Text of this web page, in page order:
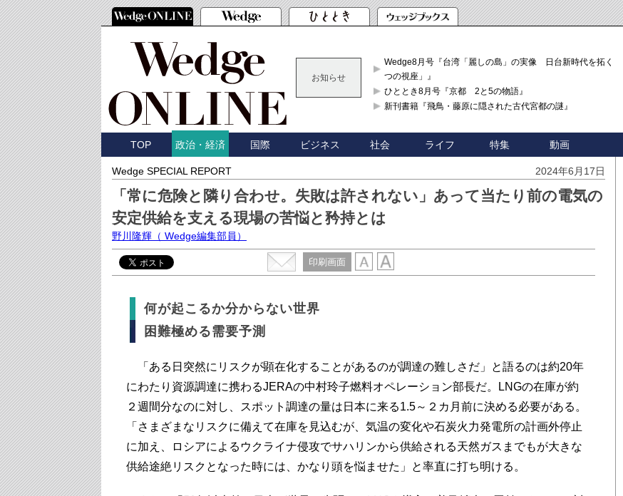
お知らせ
Wedge8月号『台湾「麗しの島」の実像 日台新時代を拓く「3
つの視座」』
ひととき8月号『京都 2と5の物語』
新刊書籍『飛鳥・藤原に隠された古代宮都の謎』
TOP 政治・経済 国際 ビジネス 社会 ライフ 特集 動画
Wedge SPECIAL REPORT 2024年6月17日
「常に危険と隣り合わせ。失敗は許されない」あって当たり前の電気の
安定供給を支える現場の苦悩と矜持とは
野川隆輝 （ Wedge編集部員）
印刷画面
何が起こるか分からない世界
困難極める需要予測
「ある日突然にリスクが顕在化することがあるのが調達の難しさだ」と語るのは約20年
にわたり資源調達に携わるJERAの中村玲子燃料オペレーション部長だ。LNGの在庫が約
２週間分なのに対し、スポット調達の量は日本に来る1.5～２カ月前に決める必要がある。
「さまざまなリスクに備えて在庫を見込むが、気温の変化や石炭火力発電所の計画外停止
に加え、ロシアによるウクライナ侵攻でサハリンから供給される天然ガスまでもが大きな
供給途絶リスクとなった時には、かなり頭を悩ませた」と率直に打ち明ける。